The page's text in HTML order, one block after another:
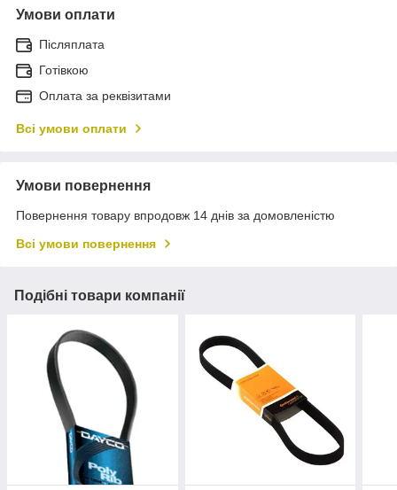
Умови оплати
Післяплата
Готівкою
Оплата за реквізитами
Всі умови оплати
Умови повернення
Повернення товару впродовж 14 днів за домовленістю
Всі умови повернення
Подібні товари компанії